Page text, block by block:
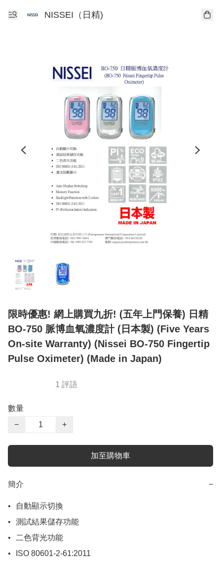
NISSEI（日精)
限時優惠! 網上購買九折! (五年上門保養) 日精
BO-750 脈博血氧濃度計 (日本製) (Five Years
On-site Warranty) (Nissei BO-750 Fingertip
Pulse Oximeter) (Made in Japan)
1 評語
數量
−
+
加至購物車
簡介 −
•	自動顯示切換
•	測試結果儲存功能
•	二色背光功能
•	ISO 80601-2-61:2011